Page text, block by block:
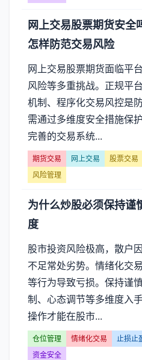
网上交易股票期货安全
怎样防范交易风险
网上交易股票期货面临平
风险等多重挑战。正规平
机制、程序化交易风控是
需通过多维度安全措施保
完善的交易系统...
期货交易 网上交易 股票交易
风险管理
为什么炒股必须保持谨
度
股市投资风险极高，散户
不足常处劣势。情绪化交
等行为导致亏损。保持谨
制、心态调节等多维度入
操作才能在股市...
仓位管理 情绪化交易 止损止
资金安全